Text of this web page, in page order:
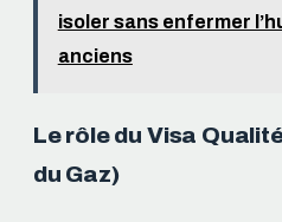
isoler sans enfermer
anciens
Le rôle du Visa
du Gaz)